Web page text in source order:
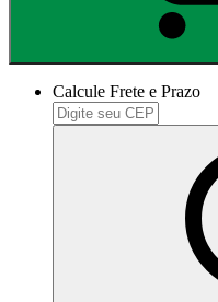
Calcule Frete e Prazo